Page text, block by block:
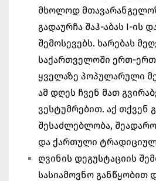
მხოლოდ
გადაურჩა შაჰ-აბას I-ის
შემოსევებს. ხარებას
საქართველოში ერთ-
ყველაზე პოპულარული
ამ დღეს ჩვენ მათ
ვესტუმრებით. აქ თქვენ
შესაძლებლობა,
და ქართული
ღვინის დეგუსტაციის
სასიამოვნო განწყობით